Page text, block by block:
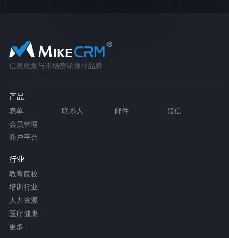
信息收集与市场营销领导品牌
产品
表单 联系人 邮件
短信
会员管理
商户平台
行业
教育院校
培训行业
人力资源
医疗健康
更多